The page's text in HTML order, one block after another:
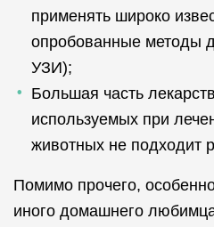
применять широко
опробованные методы
УЗИ);
Большая часть
используемых при
животных не подходит
Помимо прочего,
иного домашнего